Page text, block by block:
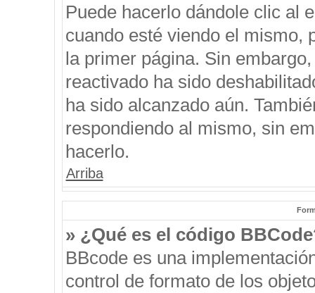
Puede hacerlo dándole clic al
cuando esté viendo el mismo,
la primer página. Sin
reactivado ha sido
ha sido alcanzado aún.
respondiendo al mismo, sin
hacerlo.
Arriba
» ¿Qué es el código
BBcode es una
control de formato de los